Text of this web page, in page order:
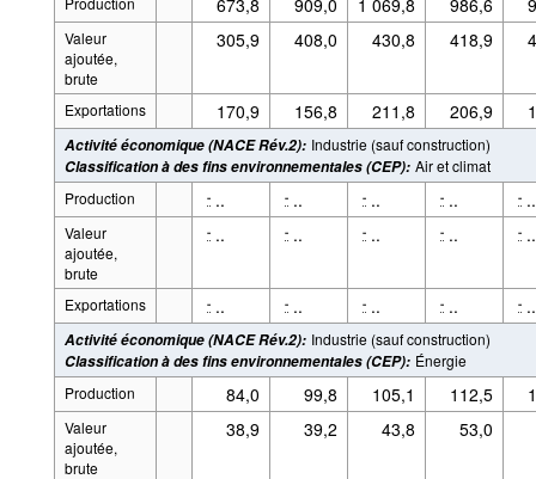
Valeur
ajoutée,
brute
305,9 408,0 430,8 418,9
Exportations 170,9 156,8 211,8 206,9
Activité économique (NACE Rév.2): Industrie (sauf construction)
Classification à des fins environnementales (CEP): Air et climat
Production
- .. - .. - .. - .. - ..
Valeur
ajoutée,
brute
- .. - .. - .. - .. - ..
Exportations - .. - .. - .. - .. - ..
Activité économique (NACE Rév.2): Industrie (sauf construction)
Classification à des fins environnementales (CEP): Énergie
Production
84,0 99,8 105,1 112,5
Valeur
ajoutée,
brute
38,9 39,2 43,8 53,0